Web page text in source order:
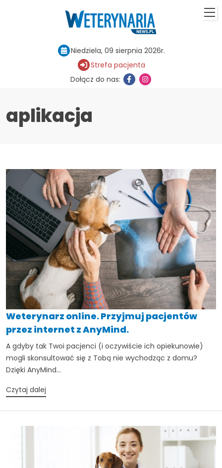
Niedziela, 09 sierpnia 2026r.
Strefa pacjenta
Dołącz do nas:
aplikacja
Weterynarz online. Przyjmuj pacjentów
przez internet z AnyMind.
A gdyby tak Twoi pacjenci (i oczywiście ich opiekunowie)
mogli skonsultować się z Tobą nie wychodząc z domu?
Dzięki AnyMind...
Czytaj dalej